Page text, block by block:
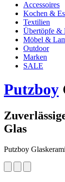
Accessoires
Kochen &
Textilien
Übertöpfe &
Möbel &
Outdoor
Marken
SALE
Putzboy
Glas
Putzboy